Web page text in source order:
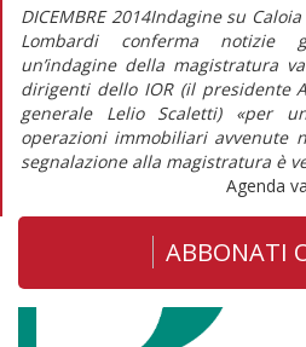
DICEMBRE 2014Indagine su
Lombardi conferma notizie
un’indagine della magistratura
dirigenti dello IOR (il presidente
generale Lelio Scaletti) «per
operazioni immobiliari avvenute
segnalazione alla magistratura è
Agenda
ABBONATI